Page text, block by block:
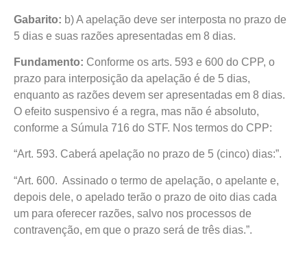
Gabarito: b) A apelação deve ser interposta no prazo de
5 dias e suas razões apresentadas em 8 dias.
Fundamento: Conforme os arts. 593 e 600 do CPP, o
prazo para interposição da apelação é de 5 dias,
enquanto as razões devem ser apresentadas em 8 dias.
O efeito suspensivo é a regra, mas não é absoluto,
conforme a Súmula 716 do STF. Nos termos do CPP:
“Art. 593. Caberá apelação no prazo de 5 (cinco) dias:”.
“Art. 600. Assinado o termo de apelação, o apelante e,
depois dele, o apelado terão o prazo de oito dias cada
um para oferecer razões, salvo nos processos de
contravenção, em que o prazo será de três dias.”.